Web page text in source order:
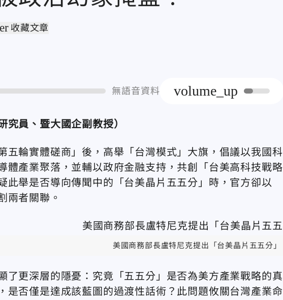
收藏文章
無語音資料 volume_up
究員、暨大國企副教授）
五輪實體磋商」後，高舉「台灣模式」大旗，倡議以我國科
體產業聚落，並輔以政府金融支持，共創「台美高科技戰略
此舉是否導向傳聞中的「台美晶片五五分」時，官方卻以
兩者關聯。
美國商務部長盧特尼克提出 「台美晶片五五分」
了更深層的隱憂：究竟「五五分」是否為美方產業戰略的真
是否僅是達成該藍圖的過渡性話術？此問題攸關台灣產業命